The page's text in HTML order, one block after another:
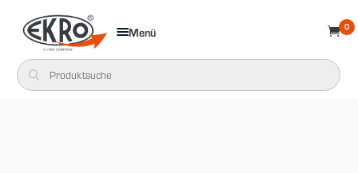
Menü  0